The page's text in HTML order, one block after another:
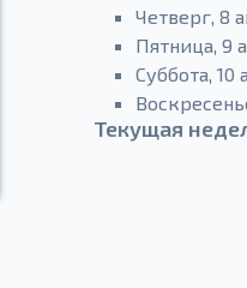
Четверг, 8
Пятница, 9
Суббота, 10
Текущая